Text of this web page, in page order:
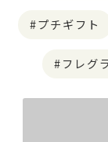
プチギフト
フレグ